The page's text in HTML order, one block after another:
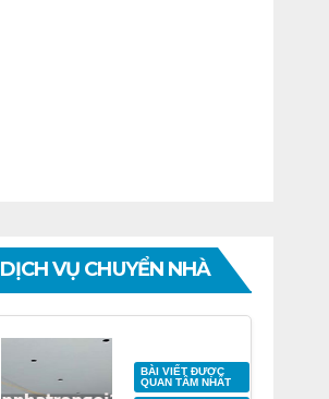
DỊCH VỤ CHUYỂN NHÀ
BÀI VIẾT ĐƯỢC
QUAN TÂM NHẤT